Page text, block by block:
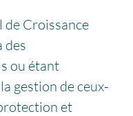
de Croissance
des
ou étant
gestion de ceux-
et